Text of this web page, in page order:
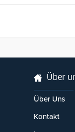
Über
Über Uns
Kontakt